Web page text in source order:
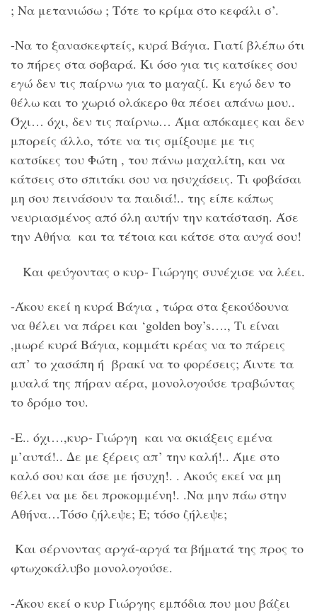
; Να μετανιώσω ; Τότε το κρίμα στο κεφάλι σ’.
-Να το ξανασκεφτείς, κυρά Βάγια. Γιατί βλέπω ότι
το πήρες στα σοβαρά. Κι όσο για τις κατσίκες σου
εγώ δεν τις παίρνω για το μαγαζί. Κι εγώ δεν το
θέλω και το χωριό ολάκερο θα πέσει απάνω μου..
Όχι… όχι, δεν τις παίρνω… Άμα απόκαμες και δεν
μπορείς άλλο, τότε να τις σμίξουμε με τις
κατσίκες του Φώτη , του πάνω μαχαλίτη, και να
κάτσεις στο σπιτάκι σου να ησυχάσεις. Τι φοβάσαι
μη σου πεινάσουν τα παιδιά!.. της είπε κάπως
νευριασμένος από όλη αυτήν την κατάσταση. Άσε
την Αθήνα και τα τέτοια και κάτσε στα αυγά σου!
Και φεύγοντας ο κυρ- Γιώργης συνέχισε να λέει.
-Άκου εκεί η κυρά Βάγια , τώρα στα ξεκούδουνα
να θέλει να πάρει και ‘golden boy’s…., Τι είναι
,μωρέ κυρά Βάγια, κομμάτι κρέας να το πάρεις
απ’ το χασάπη ή βρακί να το φορέσεις; Άιντε τα
μυαλά της πήραν αέρα, μονολογούσε τραβώντας
το δρόμο του.
-Ε.. όχι…,κυρ- Γιώργη και να σκιάξεις εμένα
μ’αυτά!.. Δε με ξέρεις απ’ την καλή!.. Άμε στο
καλό σου και άσε με ήσυχη!. . Ακούς εκεί να μη
θέλει να με δει προκομμένη!. .Να μην πάω στην
Αθήνα…Τόσο ζήλεψε; Ε; τόσο ζήλεψε;
Και σέρνοντας αργά-αργά τα βήματά της προς το
φτωχοκάλυβο μονολογούσε.
-Άκου εκεί ο κυρ Γιώργης εμπόδια που μου βάζει